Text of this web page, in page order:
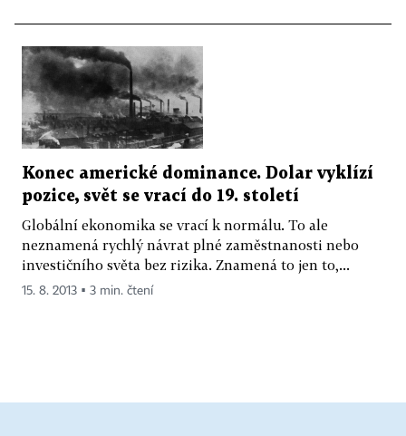
Konec americké dominance. Dolar vyklízí
pozice, svět se vrací do 19. století
Globální ekonomika se vrací k normálu. To ale
neznamená rychlý návrat plné zaměstnanosti nebo
investičního světa bez rizika. Znamená to jen to,...
15. 8. 2013 ▪ 3 min. čtení